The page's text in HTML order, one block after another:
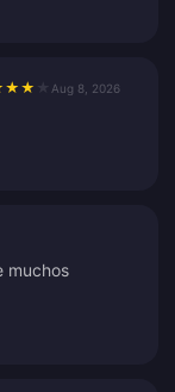
★ ★ Aug 8, 2026
muchos